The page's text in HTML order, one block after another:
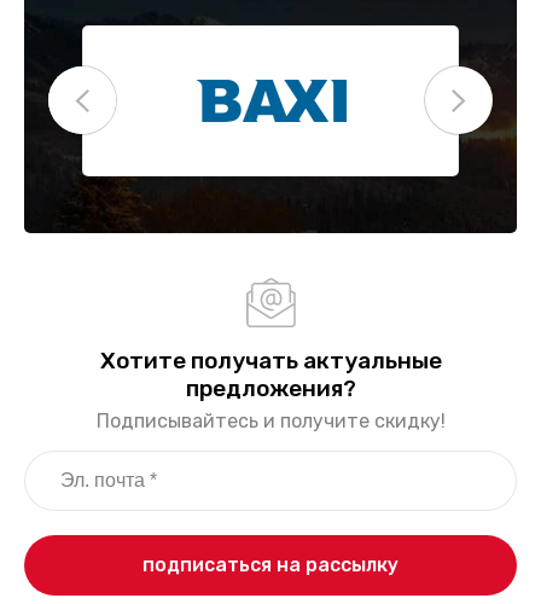
Хотите получать актуальные
предложения?
Подписывайтесь и получите скидку!
подписаться на рассылку